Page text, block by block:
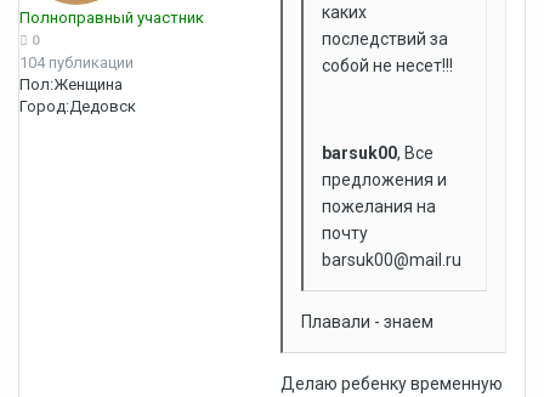
Полноправный участник
0
104 публикации
Пол:Женщина
Город:Дедовск
каких
последствий за
собой не несет!!!
barsuk00, Все
предложения и
пожелания на
почту
barsuk00@mail.ru
Плавали - знаем
Делаю ребенку временную